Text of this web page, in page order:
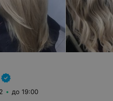
до 19:00